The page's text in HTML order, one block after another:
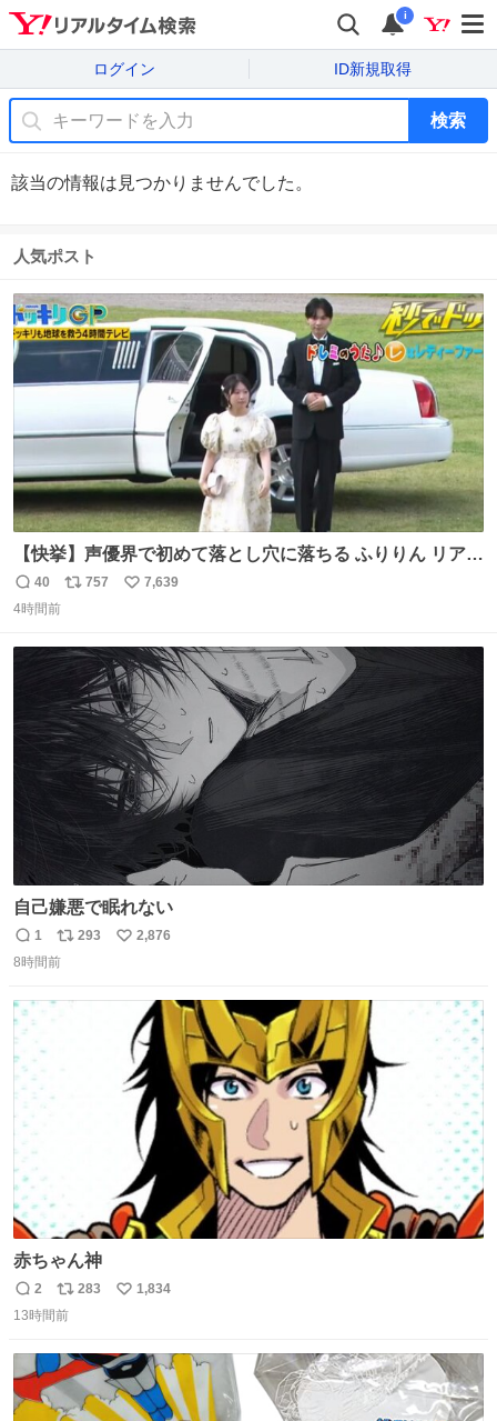
i
ログイン ID新規取得
検索
該当の情報は見つかりませんでした。
人気ポスト
【快挙】声優界で初めて落とし穴に落ちる ふりりん リアク
返
信
40
リ
ト
757
い
数
7,639
4時間前
自己嫌悪で眠れない
返
信
1
リ
ポ
293
い
2,876
8時間前
赤ちゃん神
返
信
2
リ
ポ
ト
数
283
い
数
1,834
13時間前